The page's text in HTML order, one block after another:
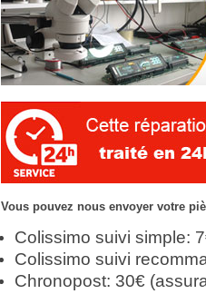
Vous pouvez nous envoyer votre
Colissimo suivi simple:
Colissimo suivi
Chronopost: 30€